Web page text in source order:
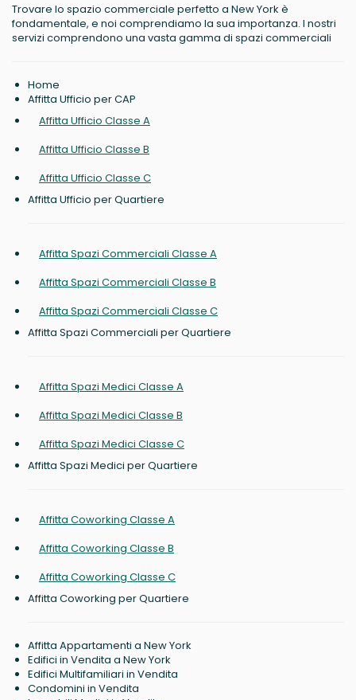
Trovare lo spazio commerciale perfetto a New York è
fondamentale, e noi comprendiamo la sua importanza. I nostri
servizi comprendono una vasta gamma di spazi commerciali
Home
Affitta Ufficio per CAP
Affitta Ufficio Classe A
Affitta Ufficio Classe B
Affitta Ufficio Classe C
Affitta Ufficio per Quartiere
Affitta Spazi Commerciali Classe A
Affitta Spazi Commerciali Classe B
Affitta Spazi Commerciali Classe C
Affitta Spazi Commerciali per Quartiere
Affitta Spazi Medici Classe A
Affitta Spazi Medici Classe B
Affitta Spazi Medici Classe C
Affitta Spazi Medici per Quartiere
Affitta Coworking Classe A
Affitta Coworking Classe B
Affitta Coworking Classe C
Affitta Coworking per Quartiere
Affitta Appartamenti a New York
Edifici in Vendita a New York
Edifici Multifamiliari in Vendita
Condomini in Vendita